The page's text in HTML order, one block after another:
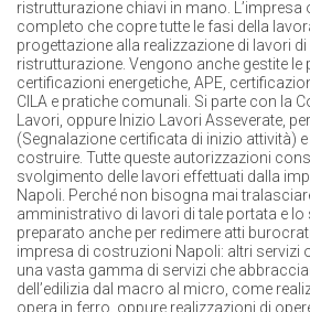
ristrutturazione chiavi in mano. L’impresa
completo che copre tutte le fasi della
progettazione alla realizzazione di lavori
ristrutturazione. Vengono anche gestite le
certificazioni energetiche, APE,
CILA e pratiche comunali. Si parte con la
Lavori, oppure Inizio Lavori Asseverate,
(Segnalazione certificata di inizio attività)
costruire. Tutte queste autorizzazioni
svolgimento delle lavori effettuati dalla
Napoli. Perché non bisogna mai
amministrativo di lavori di tale portata e lo
preparato anche per redimere atti
impresa di costruzioni Napoli: altri servizi
una vasta gamma di servizi che
dell’edilizia dal macro al micro, come
opera in ferro, oppure realizzazioni di